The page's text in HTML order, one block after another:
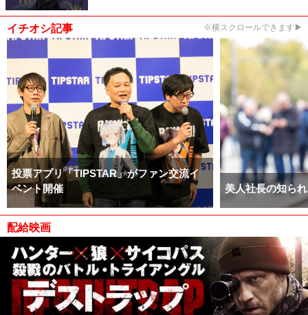
イチオシ記事 ※横スクロールできます▶
投票アプリ「TIPSTAR」がファン交流イ
ベント開催
美人社長の知ら
配給映画